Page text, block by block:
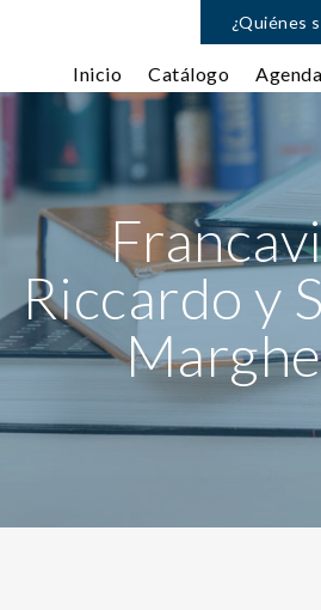
¿Quiénes
Inicio Catálogo Agenda
Riccardo y